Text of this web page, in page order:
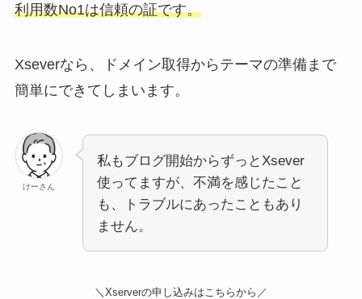
利用数No1は信頼の証です。
Xseverなら、ドメイン取得からテーマの準備まで
簡単にできてしまいます。
けーさん
私もブログ開始からずっとXsever
使ってますが、不満を感じたこと
も、トラブルにあったこともあり
ません。
＼Xserverの申し込みはこちらから／